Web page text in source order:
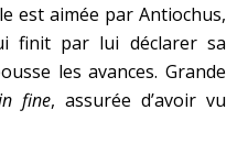
est aimée par Antiochus,
finit par lui déclarer sa
les avances. Grande
fine, assurée d’avoir vu